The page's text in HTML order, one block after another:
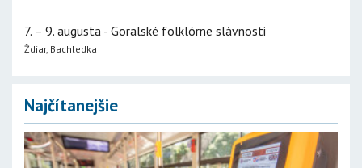
7. – 9. augusta - Goralské folklórne slávnosti
Ždiar, Bachledka
Najčítanejšie